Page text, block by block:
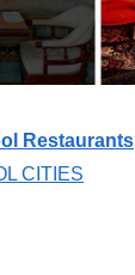
Restaurants
CITIES